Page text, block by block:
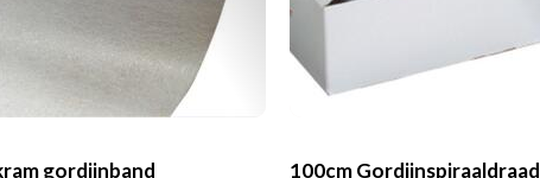
gordijnband 100cm Gordijnspiraaldraad